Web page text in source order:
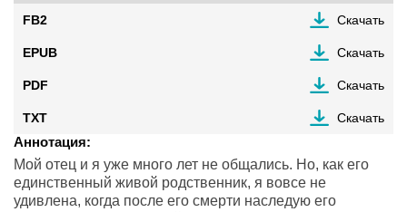
FB2 Скачать
EPUB Скачать
PDF Скачать
TXT Скачать
Аннотация:
Мой отец и я уже много лет не общались. Но, как его
единственный живой родственник, я вовсе не
удивлена, когда после его смерти наследую его